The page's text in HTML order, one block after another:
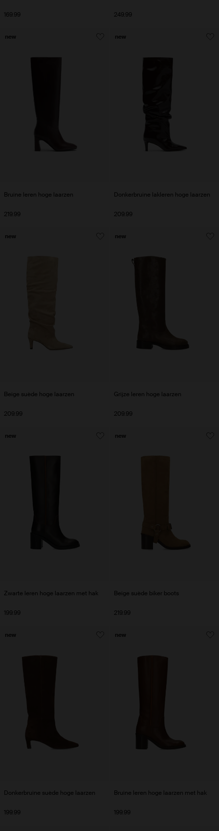
169.99 249.99
Bruine leren hoge laarzen
219.99
new
Donkerbruine lakleren hoge laarzen
209.99
new
Beige suède hoge laarzen
209.99
new
Grijze leren hoge laarzen
209.99
new
Zwarte leren hoge laarzen met hak
199.99
new
Beige suède biker boots
219.99
new
Donkerbruine suède hoge laarzen
199.99
new
Bruine leren hoge laarzen met hak
199.99
new